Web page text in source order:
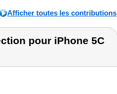
Afficher toutes les contributions
pour iPhone 5C